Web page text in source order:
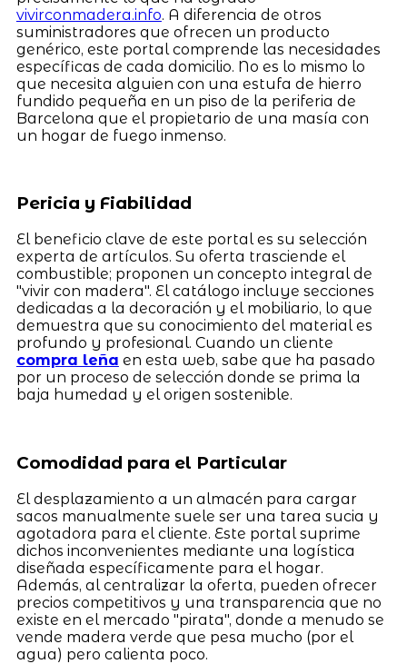
vivirconmadera.info. A diferencia de otros
suministradores que ofrecen un producto
genérico, este portal comprende las necesidades
específicas de cada domicilio. No es lo mismo lo
que necesita alguien con una estufa de hierro
fundido pequeña en un piso de la periferia de
Barcelona que el propietario de una masía con
un hogar de fuego inmenso.
Pericia y Fiabilidad
El beneficio clave de este portal es su selección
experta de artículos. Su oferta trasciende el
combustible; proponen un concepto integral de
"vivir con madera". El catálogo incluye secciones
dedicadas a la decoración y el mobiliario, lo que
demuestra que su conocimiento del material es
profundo y profesional. Cuando un cliente
compra leña en esta web, sabe que ha pasado
por un proceso de selección donde se prima la
baja humedad y el origen sostenible.
Comodidad para el Particular
El desplazamiento a un almacén para cargar
sacos manualmente suele ser una tarea sucia y
agotadora para el cliente. Este portal suprime
dichos inconvenientes mediante una logística
diseñada específicamente para el hogar.
Además, al centralizar la oferta, pueden ofrecer
precios competitivos y una transparencia que no
existe en el mercado "pirata", donde a menudo se
vende madera verde que pesa mucho (por el
agua) pero calienta poco.